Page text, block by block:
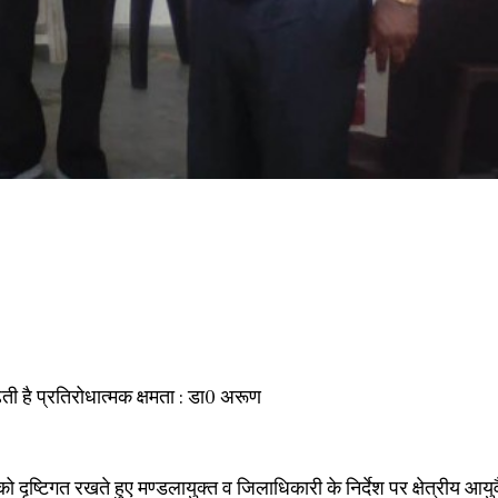
है प्रतिरोधात्मक क्षमता : डा0 अरूण
रखते हुए मण्डलायुक्त व जिलाधिकारी के निर्देश पर क्षेत्रीय